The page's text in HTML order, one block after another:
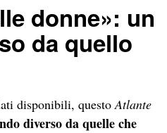
donne»: un
da quello
disponibili, questoAtlante
diverso da quelle che